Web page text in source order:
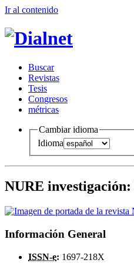
Ir al contenido
Buscar
Revistas
Tesis
Congresos
métricas
Cambiar idioma
Idioma
NURE investigación:
Información General
ISSN-e: 1697-218X